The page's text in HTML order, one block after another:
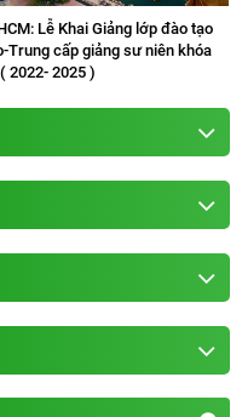
Lễ Khai Giảng lớp đào tạo
Trung cấp giảng sư niên khóa
2022- 2025 )